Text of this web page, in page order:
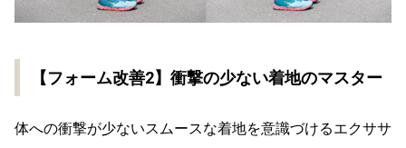
【フォーム改善2】衝撃の少ない着地のマスター
体への衝撃が少ないスムースな着地を意識づけるエクササ